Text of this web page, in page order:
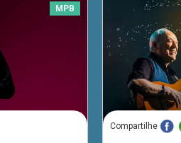
MPB
Compartilhe